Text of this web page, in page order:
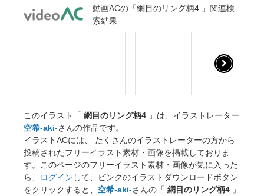
動画ACの「網目のリング柄4 」関連検
索結果
このイラスト「 網目のリング柄4 」は、イラストレーター
空希-aki-さんの作品です。
イラストACには、 たくさんのイラストレーターの方から
投稿されたフリーイラスト素材・画像を掲載しておりま
す。このページのフリーイラスト素材・画像が気に入った
ら、
ログイン して、ピンクのイラストダウンロードボタン
をクリックすると、 空希-aki-さんの「 網目のリング柄4 」